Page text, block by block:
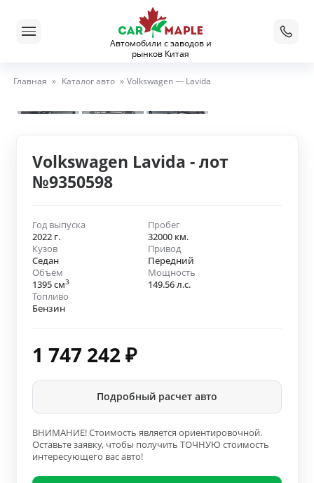
Автомобили с заводов и
рынков Китая
Главная » Каталог авто » Volkswagen — Lavida
Volkswagen Lavida - лот
№9350598
Год выпуска
2022 г.
Пробег
32000 км.
Кузов
Седан
Привод
Передний
Объём
1395 см3
Мощность
149.56 л.с.
Топливо
Бензин
1 747 242 ₽
Подробный расчет авто
ВНИМАНИЕ! Стоимость является ориентировочной.
Оставьте заявку, чтобы получить ТОЧНУЮ стоимость
интересующего вас авто!